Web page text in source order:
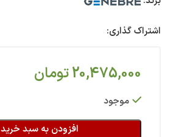
اشتراک گذاری:
20,475,000تومان
موجود
افزودن به سبد خرید